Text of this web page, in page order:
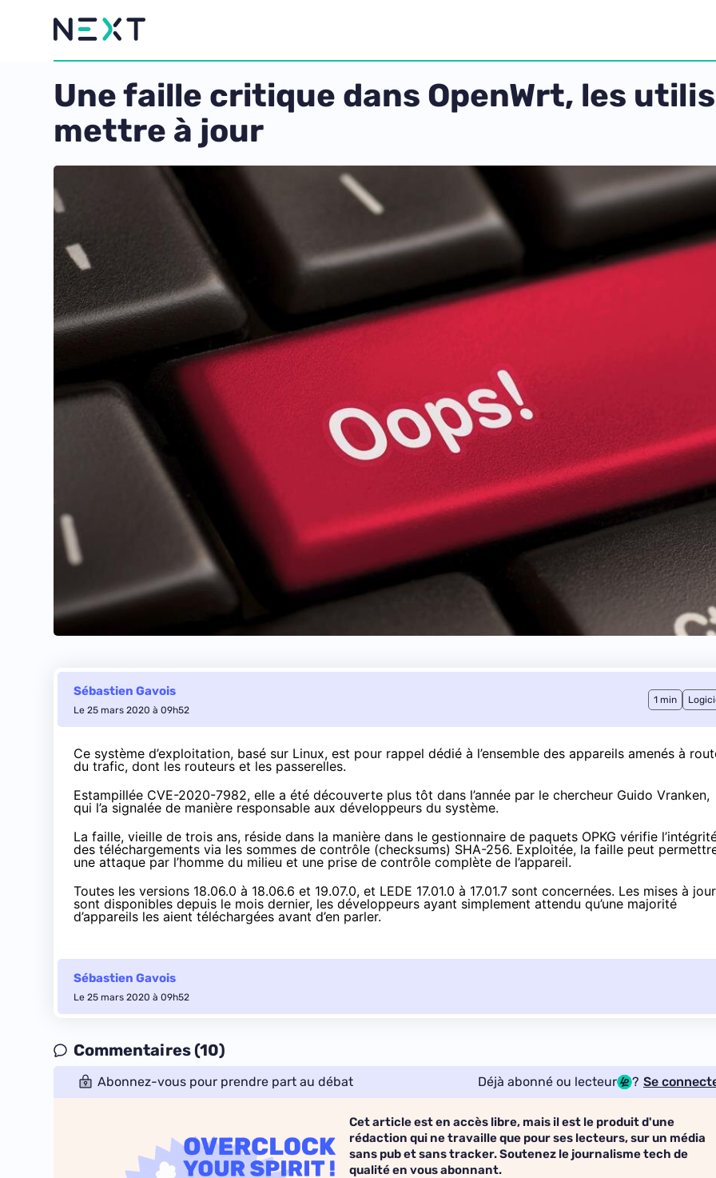
Une faille critique dans OpenWrt, les
mettre à jour
Sébastien Gavois
Le 25 mars 2020 à 09h52
1 min
Ce système d’exploitation, basé sur Linux, est pour rappel dédié à l’ensemble des appareils amenés à
du trafic, dont les routeurs et les passerelles.
Estampillée CVE-2020-7982, elle a été découverte plus tôt dans l’année par le chercheur Guido Vranken,
qui l’a signalée de manière responsable aux développeurs du système.
La faille, vieille de trois ans, réside dans la manière dans le gestionnaire de paquets OPKG vérifie
des téléchargements via les sommes de contrôle (checksums) SHA-256. Exploitée, la faille peut
une attaque par l’homme du milieu et une prise de contrôle complète de l’appareil.
Toutes les versions 18.06.0 à 18.06.6 et 19.07.0, et LEDE 17.01.0 à 17.01.7 sont concernées. Les mises à jour
sont disponibles depuis le mois dernier, les développeurs ayant simplement attendu qu’une majorité
d’appareils les aient téléchargées avant d’en parler.
Sébastien Gavois
Le 25 mars 2020 à 09h52
Commentaires (10)
Abonnez-vous pour prendre part au débat Déjà abonné ou lecteur ? Se
Cet article est en accès libre, mais il est le produit d'une
rédaction qui ne travaille que pour ses lecteurs, sur un média
sans pub et sans tracker. Soutenez le journalisme tech de
qualité en vous abonnant.